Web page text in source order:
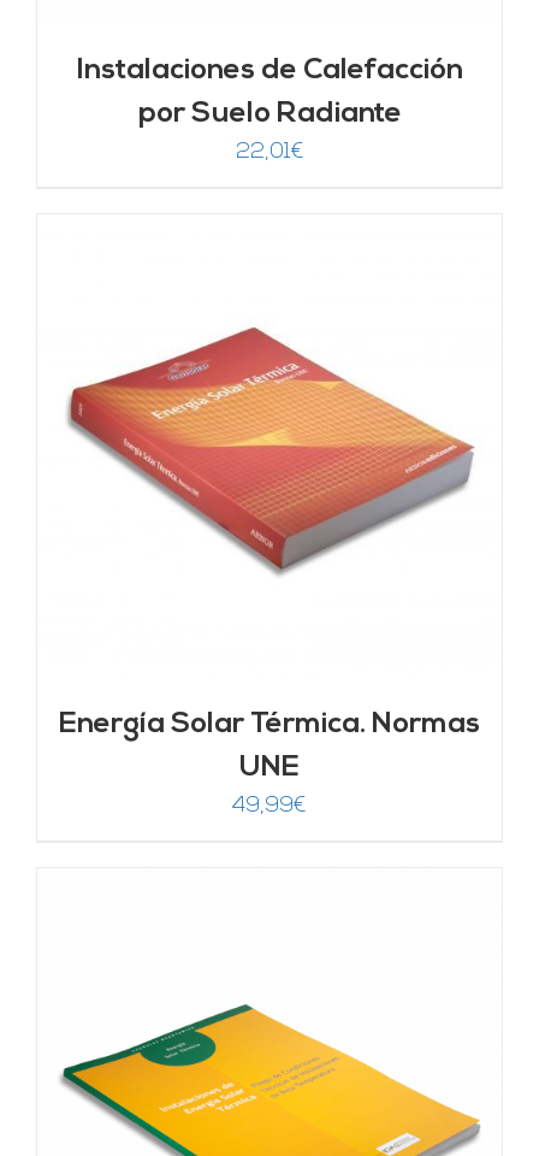
Instalaciones de Calefacción
por Suelo Radiante
22,01€
Energía Solar Térmica. Normas
UNE
49,99€